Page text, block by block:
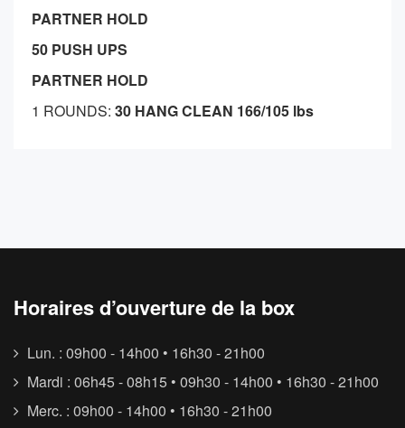
PARTNER HOLD
50 PUSH UPS
PARTNER HOLD
1 ROUNDS: 30 HANG CLEAN 166/105 lbs
Horaires d’ouverture de la box
Lun. : 09h00 - 14h00 • 16h30 - 21h00
Mardi : 06h45 - 08h15 • 09h30 - 14h00 • 16h30 - 21h00
Merc. : 09h00 - 14h00 • 16h30 - 21h00